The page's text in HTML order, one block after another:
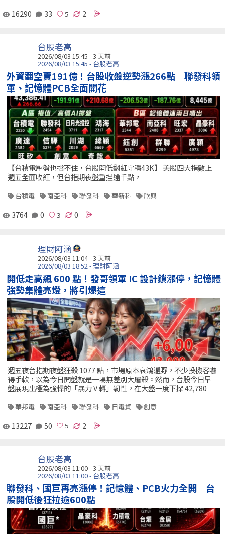
16290 33 2
台股老高
2026/08/03 15:45 - 3 天前
2026/08/03 15:45 - 台股老高
外資翻空賣191億！台股收盤逆勢漲266點 聯發科領
軍、記憶體PCB全面開花
【台積電壓盤也擋不住，台股開低翻紅守穩43K】 美股四大指數上
週五全面收紅，但台指期夜盤重挫逾千點，
台積電 南亞科 聯發科 華新科 欣興
3764 0 0
理財阿涵
2026/08/03 11:04 - 3 天前
2026/08/03 18:52 - 理財阿涵
開低走高飆 600 點！發哥領軍 IC 設計鎖漲停，記憶體
強勢集體亮燈，將引爆這
週五夜台指期夜盤狂殺 1077 點，市場原本哀鴻遍野，不少投機客嚇
得手軟，以為今日開盤就是一場無差別大屠殺。然而，台股今日早
盤展現出極為強悍的「暴力 V 轉」韌性，在大盤一度下探 42,780
華邦電 南亞科 聯發科 日電貿 創意
13227 50 2
台股老高
2026/08/03 11:00 - 3 天前
2026/08/03 11:00 - 台股老高
聯發科、國巨再亮漲停！記憶體、PCB火力全開 台
股開低後狂拉逾600點